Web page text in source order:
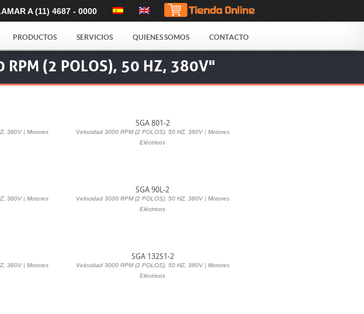
A (11) 4687 - 0000
PRODUCTOS SERVICIOS QUIENES SOMOS CONTACTO
(2 POLOS), 50 HZ, 380V"
380V| Motores
SGA 801-2
Velocidad 3000 RPM (2 POLOS), 50 HZ, 380V| Motores
Eléctricos
380V| Motores
SGA 90L-2
Velocidad 3000 RPM (2 POLOS), 50 HZ, 380V| Motores
Eléctricos
380V| Motores
SGA 132S1-2
Velocidad 3000 RPM (2 POLOS), 50 HZ, 380V| Motores
Eléctricos